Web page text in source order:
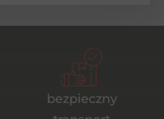
bezpieczny